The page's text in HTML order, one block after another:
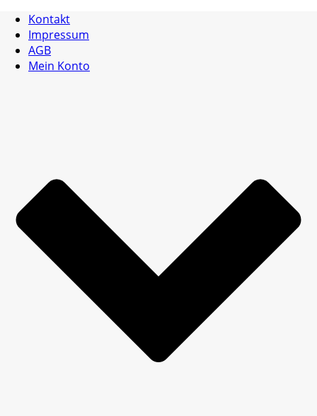
Kontakt
Impressum
AGB
Mein Konto